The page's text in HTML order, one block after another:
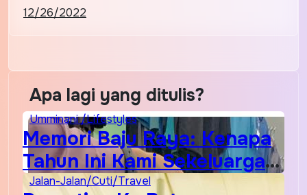
12/26/2022
Apa lagi yang ditulis?
Umminani /Lifestyles
Memori Baju Raya: Kenapa
Tahun Ini Kami Sekeluarga
Kembali ke Pusat Pakaian
Jalan-Jalan/Cuti/Travel